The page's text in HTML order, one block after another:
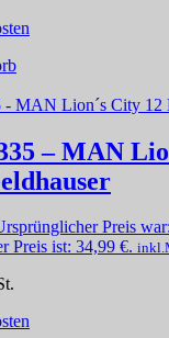
– MAN
Preis
Preis ist: 34,99 €.